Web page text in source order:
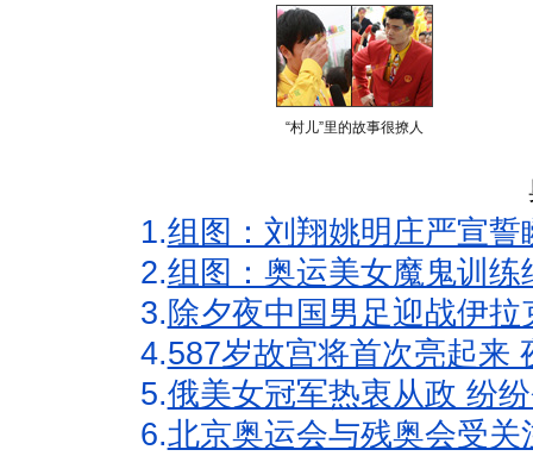
“村儿”里的故事很撩人
1.组图：刘翔姚明庄严宣
2.组图：奥运美女魔鬼训
3. 除夕夜中国男足迎战伊
4.587岁故宫将首次亮起来
5.俄美女冠军热衷从政 纷
6.北京奥运会与残奥会受